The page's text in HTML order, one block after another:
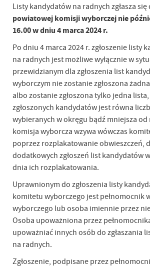
Listy kandydatów na radnych zgłasza się
powiatowej komisji wyborczej nie
16.00 w dniu 4 marca 2024 r.
Po dniu 4 marca 2024 r. zgłoszenie listy
na radnych jest możliwe wyłącznie w
przewidzianym dla zgłoszenia list
wyborczym nie zostanie zgłoszona
albo zostanie zgłoszona tylko jedna
zgłoszonych kandydatów jest równa
wybieranych w okręgu bądź mniejsza
komisja wyborcza wzywa wówczas
poprzez rozplakatowanie obwieszczeń,
dodatkowych zgłoszeń list kandydatów
dnia ich rozplakatowania.
Uprawnionym do zgłoszenia listy
komitetu wyborczego jest pełnomocnik
wyborczego lub osoba imiennie przez
Osoba upoważniona przez
upoważniać innych osób do zgłaszania
na radnych.
Zgłoszenie, podpisane przez